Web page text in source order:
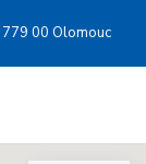
00 Olomouc